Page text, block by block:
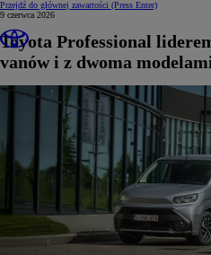
Przejdź do głównej zawartości (Press Enter)
9 czerwca 2026
Toyota Professional
vanów i z dwoma